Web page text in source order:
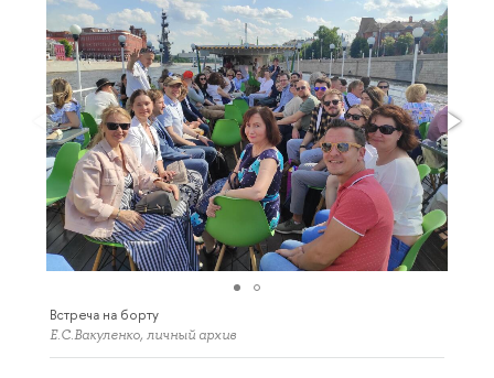
Встреча на борту
Е.С.Вакуленко, личный архив